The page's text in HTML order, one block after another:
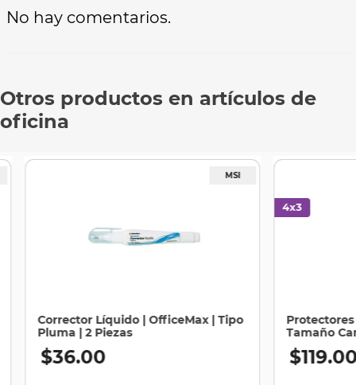
No hay comentarios.
Otros productos en artículos de
oficina
Corrector Líquido | OfficeMax | Tipo
Pluma | 2 Piezas
$36.00
Tamaño
$119.